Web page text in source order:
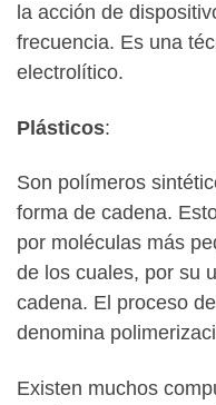
la acción de
frecuencia. Es una
electrolítico.
Plásticos:
Son polímeros
forma de cadena.
por moléculas más
de los cuales, por su
cadena. El proceso
denomina
Existen muchos